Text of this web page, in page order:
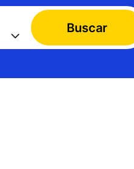
Buscar